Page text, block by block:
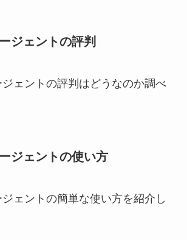
ジェントの評判
ジェントの評判はどうなのか調べ
ジェントの使い方
ェントの簡単な使い方を紹介し